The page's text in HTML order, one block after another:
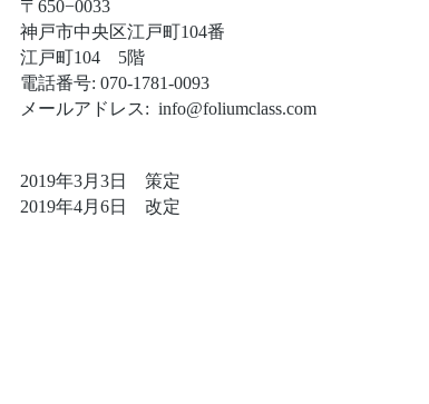
〒650−0033
神戸市中央区江戸町104番
江戸町104 5階
電話番号: 070-1781-0093
メールアドレス: info@foliumclass.com
2019年3月3日 策定
​2019年4月6日 改定